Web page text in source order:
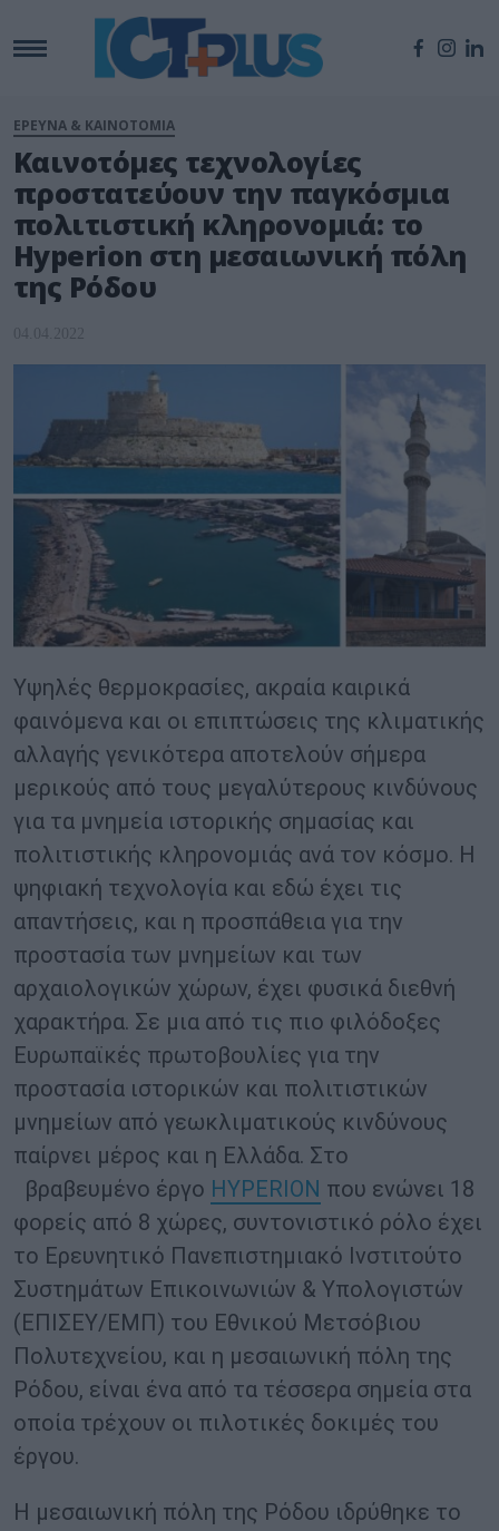
ΕΡΕΥΝΑ & ΚΑΙΝΟΤΟΜΙΑ
Καινοτόμες τεχνολογίες
προστατεύουν την παγκόσμια
πολιτιστική κληρονομιά: το
Hyperion στη μεσαιωνική πόλη
της Ρόδου
04.04.2022
Υψηλές θερμοκρασίες, ακραία καιρικά
φαινόμενα και οι επιπτώσεις της κλιματικής
αλλαγής γενικότερα αποτελούν σήμερα
μερικούς από τους μεγαλύτερους κινδύνους
για τα μνημεία ιστορικής σημασίας και
πολιτιστικής κληρονομιάς ανά τον κόσμο. Η
ψηφιακή τεχνολογία και εδώ έχει τις
απαντήσεις, και η προσπάθεια για την
προστασία των μνημείων και των
αρχαιολογικών χώρων, έχει φυσικά διεθνή
χαρακτήρα. Σε μια από τις πιο φιλόδοξες
Ευρωπαϊκές πρωτοβουλίες για την
προστασία ιστορικών και πολιτιστικών
μνημείων από γεωκλιματικούς κινδύνους
παίρνει μέρος και η Ελλάδα. Στο
βραβευμένο έργο HYPERION που ενώνει 18
φορείς από 8 χώρες, συντονιστικό ρόλο έχει
το Ερευνητικό Πανεπιστημιακό Ινστιτούτο
Συστημάτων Επικοινωνιών & Υπολογιστών
(ΕΠΙΣΕΥ/ΕΜΠ) του Εθνικού Μετσόβιου
Πολυτεχνείου, και η μεσαιωνική πόλη της
Ρόδου, είναι ένα από τα τέσσερα σημεία στα
οποία τρέχουν οι πιλοτικές δοκιμές του
έργου.
Η μεσαιωνική πόλη της Ρόδου ιδρύθηκε το